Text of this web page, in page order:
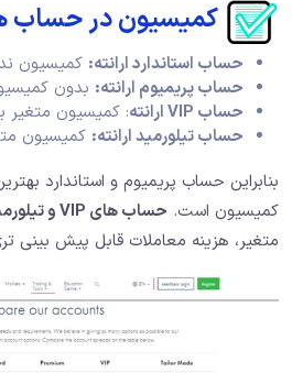
کمیسیون در حساب
حساب استاندارد ارانته: کمیسیون
حساب پریمیوم ارانته: بدون
حساب VIPارانته: کمیسیون متغیر
حساب تیلورمید ارانته: کمیسیون
بنابراین حساب پریمیوم و استاندارد
کمیسیون است. حساب های VIP و تیلورمید
متغیر، هزینه معاملات قابل پیش بینی